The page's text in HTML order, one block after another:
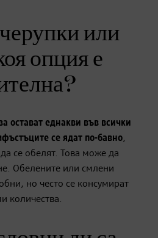
или
опция е
остават еднакви във всички
се ядат по-бавно,
се обелят. Това може да
Обелените или смлени
но често се консумират
количества.